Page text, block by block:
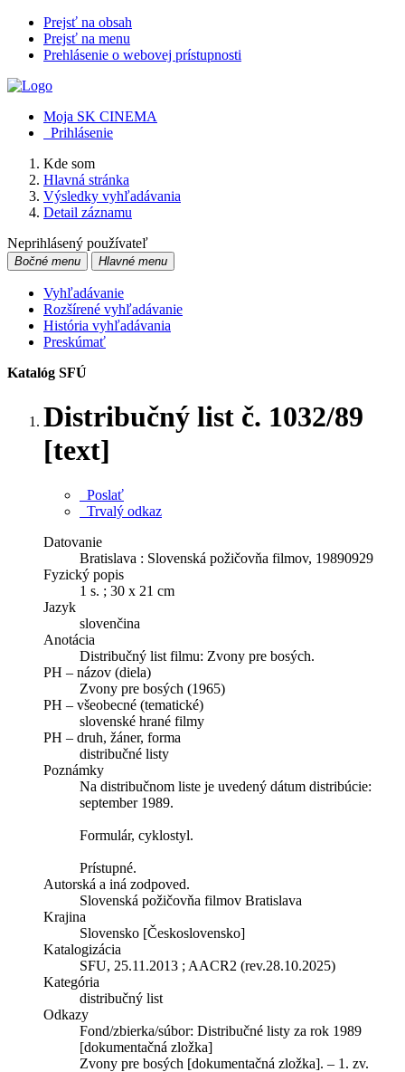
Prejsť na obsah
Prejsť na menu
Prehlásenie o webovej prístupnosti
Moja SK CINEMA
Prihlásenie
Kde som
Hlavná stránka
Výsledky vyhľadávania
Detail záznamu
Neprihlásený používateľ
Bočné menu Hlavné menu
Vyhľadávanie
Rozšírené vyhľadávanie
História vyhľadávania
Preskúmať
Katalóg SFÚ
Distribučný list č. 1032/89
[text]
Poslať
Trvalý odkaz
Datovanie
Bratislava : Slovenská požičovňa filmov, 19890929
Fyzický popis
1 s. ; 30 x 21 cm
Jazyk
slovenčina
Anotácia
Distribučný list filmu: Zvony pre bosých.
PH – názov (diela)
Zvony pre bosých (1965)
PH – všeobecné (tematické)
slovenské hrané filmy
PH – druh, žáner, forma
distribučné listy
Poznámky
Na distribučnom liste je uvedený dátum distribúcie:
september 1989.
Formulár, cyklostyl.
Prístupné.
Autorská a iná zodpoved.
Slovenská požičovňa filmov Bratislava
Krajina
Slovensko [Československo]
Katalogizácia
SFU, 25.11.2013 ; AACR2 (rev.28.10.2025)
Kategória
distribučný list
Odkazy
Fond/zbierka/súbor: Distribučné listy za rok 1989
[dokumentačná zložka]
Zvony pre bosých [dokumentačná zložka]. – 1. zv.